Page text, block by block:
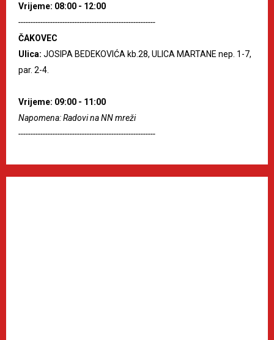
Vrijeme: 08:00 - 12:00
--------------------------------------------------------
ČAKOVEC
Ulica: JOSIPA BEDEKOVIĆA kb.28, ULICA MARTANE nep. 1-7,
par. 2-4.
Vrijeme: 09:00 - 11:00
Napomena: Radovi na NN mreži
--------------------------------------------------------